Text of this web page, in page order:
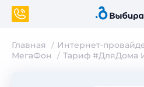
Главная
Интернет-
МегаФон
Тариф #ДляДома